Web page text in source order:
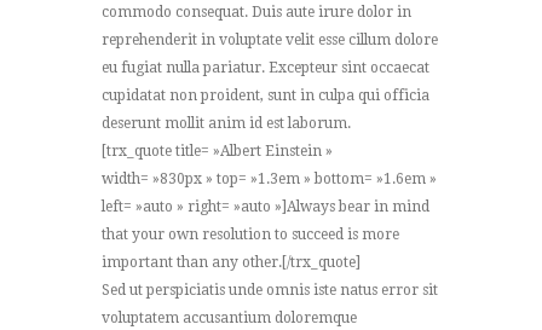
commodo consequat. Duis aute irure dolor in
reprehenderit in voluptate velit esse cillum dolore
eu fugiat nulla pariatur. Excepteur sint occaecat
cupidatat non proident, sunt in culpa qui officia
deserunt mollit anim id est laborum.
[trx_quote title= »Albert Einstein »
width= »830px » top= »1.3em » bottom= »1.6em »
left= »auto » right= »auto »]Always bear in mind
that your own resolution to succeed is more
important than any other.[/trx_quote]
Sed ut perspiciatis unde omnis iste natus error sit
voluptatem accusantium doloremque